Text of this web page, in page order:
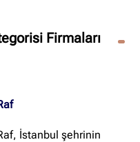
Firmaları
İstanbul şehrinin
(388)